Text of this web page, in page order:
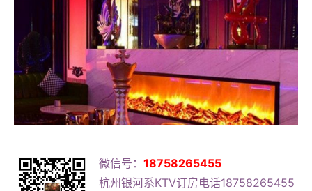
微信号： 18758265455
杭州银河系KTV订房电话18758265455